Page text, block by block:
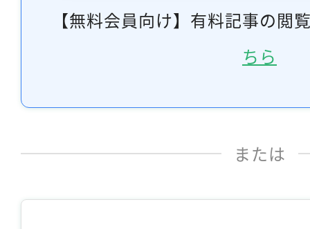
【無料会員向け】有料記事の閲
ちら
または